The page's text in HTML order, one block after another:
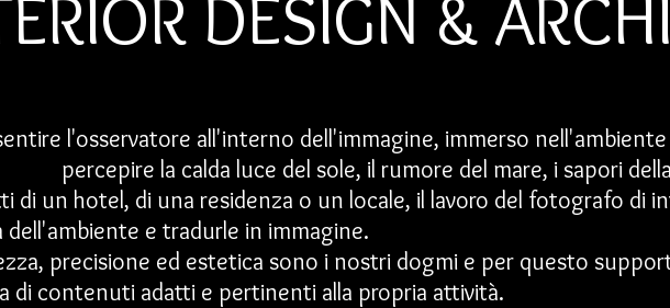
DESIGN &
l'osservatore all'interno dell'immagine, immerso
percepire la calda luce del sole, il rumore del mare, i sapori
di un hotel, di una residenza o un locale, il lavoro del fotografo di
dell'ambiente e tradurle in immagine.
precisione ed estetica sono i nostri dogmi e per questo
di contenuti adatti e pertinenti alla propria attività.